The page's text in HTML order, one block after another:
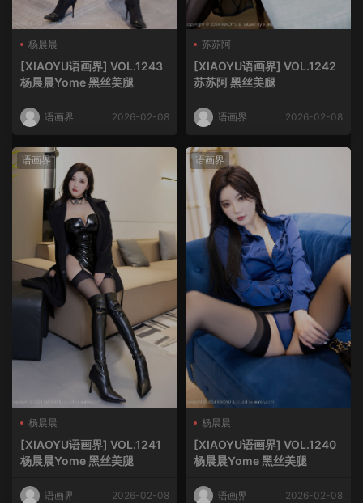
杨晨晨
[XIAOYU语画界] VOL.1243
杨晨晨Yome 黑丝美腿
语画界 2026-02-08
苏苏阿
[XIAOYU语画界] VOL.1242
苏苏阿 黑丝美腿
语画界 2026-02-08
语画界
杨晨晨
[XIAOYU语画界] VOL.1241
杨晨晨Yome 黑丝美腿
语画界 2026-02-08
语画界
杨晨晨
[XIAOYU语画界] VOL.1240
杨晨晨Yome 黑丝美腿
语画界 2026-02-08